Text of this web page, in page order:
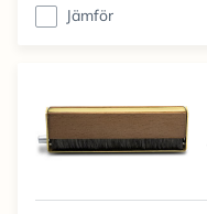
Jämför